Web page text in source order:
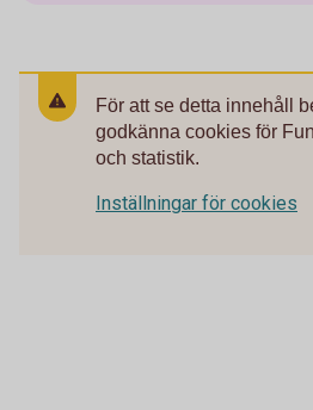
För att se detta innehåll
godkänna cookies för
och statistik.
Inställningar för cookies